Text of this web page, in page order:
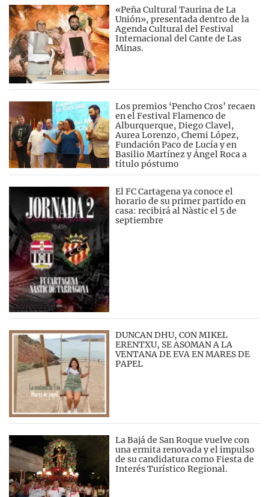
«Peña Cultural Taurina de La
Unión», presentada dentro de la
Agenda Cultural del Festival
Internacional del Cante de Las
Minas.
Los premios ‘Pencho Cros’ recaen
en el Festival Flamenco de
Alburquerque, Diego Clavel,
Aurea Lorenzo, Chemi López,
Fundación Paco de Lucía y en
Basilio Martínez y Ángel Roca a
título póstumo
El FC Cartagena ya conoce el
horario de su primer partido en
casa: recibirá al Nàstic el 5 de
septiembre
DUNCAN DHU, CON MIKEL
ERENTXU, SE ASOMAN A LA
VENTANA DE EVA EN MARES DE
PAPEL
La Bajá de San Roque vuelve con
una ermita renovada y el impulso
de su candidatura como Fiesta de
Interés Turístico Regional.